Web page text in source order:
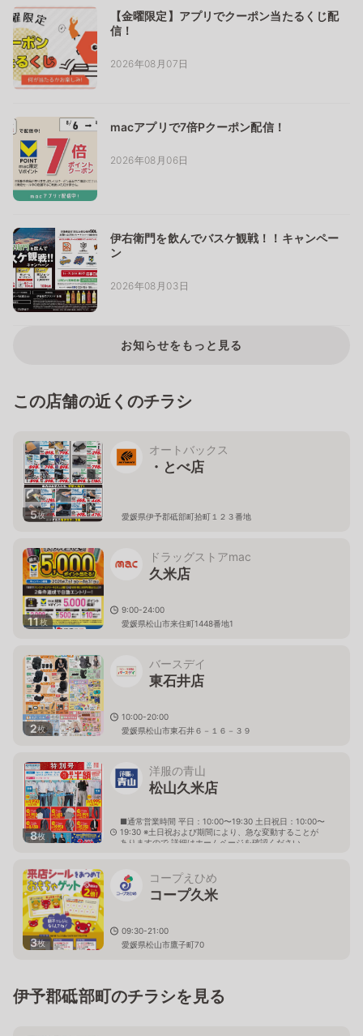
【金曜限定】アプリでクーポン当たるくじ配
信！
2026年08月07日
macアプリで7倍Pクーポン配信！
2026年08月06日
伊右衛門を飲んでバスケ観戦！！キャンペー
ン
2026年08月03日
お知らせをもっと見る
この店舗の近くのチラシ
5枚
オートバックス
・とべ店
愛媛県伊予郡砥部町拾町１２３番地
11枚
ドラッグストアmac
久米店
9:00-24:00
愛媛県松山市来住町1448番地1
2枚
バースデイ
東石井店
10:00-20:00
愛媛県松山市東石井６－１６－３９
8枚
洋服の青山
松山久米店
■通常営業時間 平日：10:00〜19:30 土日祝日：10:00〜
19:30 ※土日祝および期間により、急な変動することが
ありますので 詳細はホームページを確認ください
3枚
コープえひめ
コープ久米
09:30-21:00
愛媛県松山市鷹子町70
伊予郡砥部町のチラシを見る